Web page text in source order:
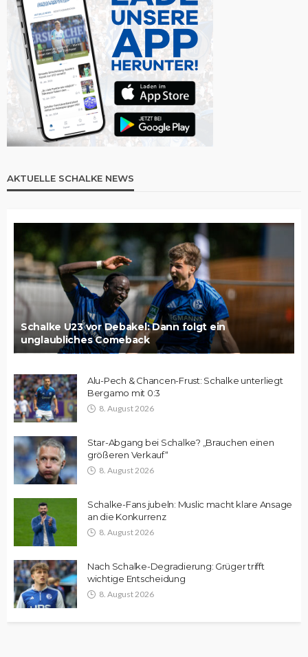
AKTUELLE SCHALKE NEWS
Schalke U23 vor Debakel: Dann folgt ein
unglaubliches Comeback
Alu-Pech & Chancen-Frust: Schalke unterliegt
Bergamo mit 0:3
8. August 2026
Star-Abgang bei Schalke? „Brauchen einen
größeren Verkauf“
8. August 2026
Schalke-Fans jubeln: Muslic macht klare Ansage
an die Konkurrenz
8. August 2026
Nach Schalke-Degradierung: Grüger trifft
wichtige Entscheidung
8. August 2026